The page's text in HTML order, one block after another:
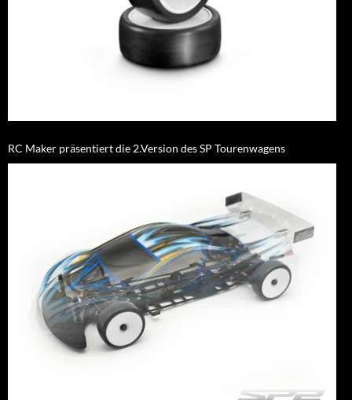
RC Maker präsentiert die 2.Version des SP Tourenwagens